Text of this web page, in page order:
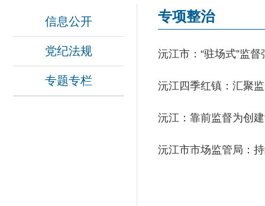
信息公开
党纪法规
专题专栏
专项整治
沅江市：“驻场式”监督
沅江四季红镇：汇聚
沅江：靠前监督为创
沅江市市场监管局：